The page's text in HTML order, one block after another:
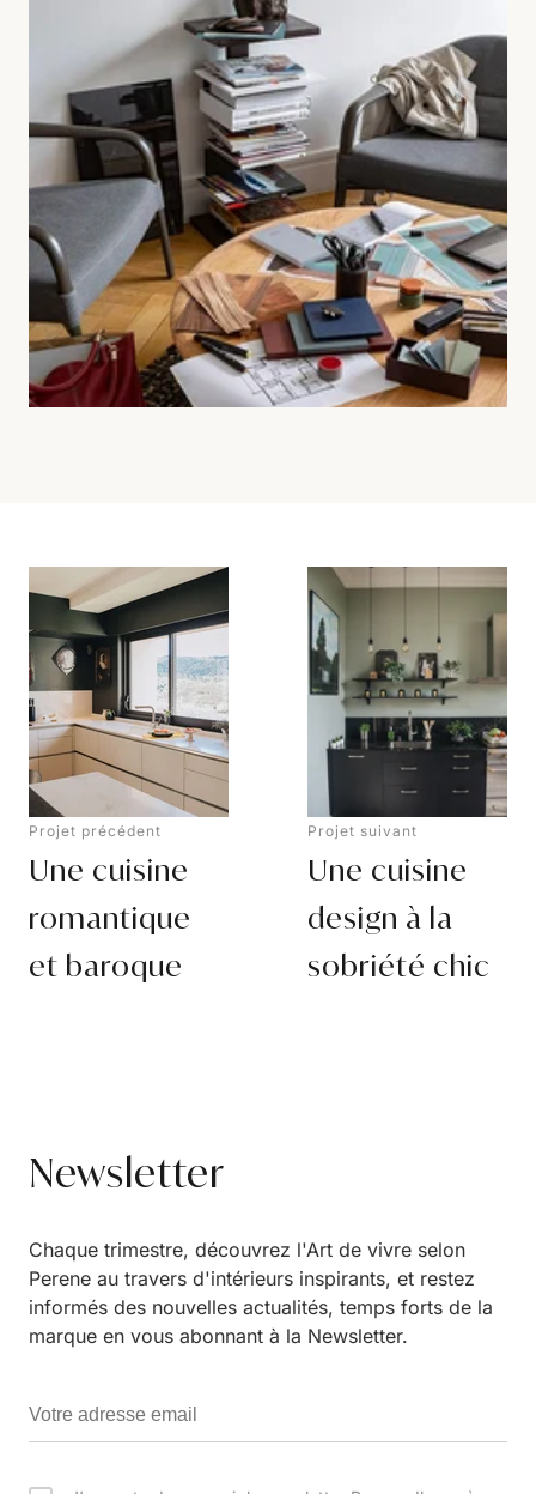
Projet précédent
Une cuisine
romantique
et baroque
Projet suivant
Une cuisine
design à la
sobriété chic
Newsletter
Chaque trimestre, découvrez l'Art de vivre selon
Perene au travers d'intérieurs inspirants, et restez
informés des nouvelles actualités, temps forts de la
marque en vous abonnant à la Newsletter.